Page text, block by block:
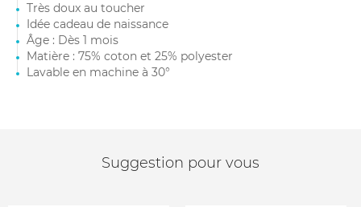
Très doux au toucher
Idée cadeau de naissance
Âge : Dès 1 mois
Matière : 75% coton et 25% polyester
Lavable en machine à 30°
Suggestion pour vous